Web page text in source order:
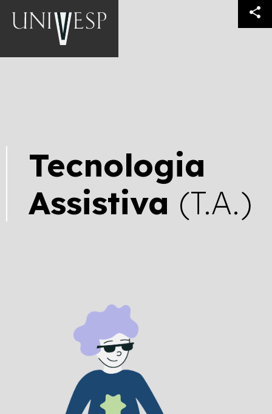
share
Tecnologia
Assistiva (T.A.)